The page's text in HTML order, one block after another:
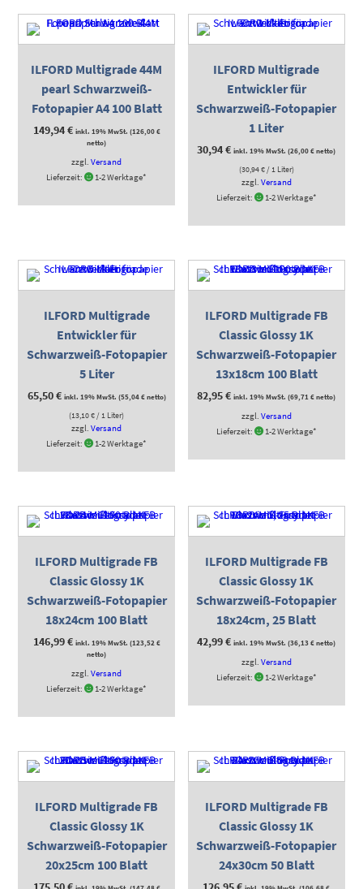
ILFORD Multigrade 44M
pearl Schwarzweiß-
Fotopapier A4 100 Blatt
149,94€ inkl. 19% MwSt. (126,00€
netto)
zzgl.Versand
Lieferzeit:
1-2 Werktage*
ILFORD Multigrade
Entwickler für
Schwarzweiß-Fotopapier
1 Liter
30,94€ inkl. 19% MwSt. (26,00€netto)
(30,94€/ 1 Liter)
zzgl. Versand
Lieferzeit:
1-2 Werktage*
ILFORD Multigrade
Entwickler für
Schwarzweiß-Fotopapier
5 Liter
65,50€ inkl. 19% MwSt. (55,04€netto)
(13,10€/ 1 Liter)
zzgl.Versand
Lieferzeit:
1-2 Werktage*
ILFORD Multigrade FB
Classic Glossy 1K
Schwarzweiß-Fotopapier
13x18cm 100 Blatt
82,95€ inkl. 19% MwSt. (69,71€netto)
zzgl. Versand
Lieferzeit:
1-2 Werktage*
ILFORD Multigrade FB
Classic Glossy 1K
Schwarzweiß-Fotopapier
18x24cm 100 Blatt
146,99€ inkl. 19% MwSt. (123,52€
netto)
zzgl.Versand
Lieferzeit:
1-2 Werktage*
ILFORD Multigrade FB
Classic Glossy 1K
Schwarzweiß-Fotopapier
18x24cm, 25 Blatt
42,99€ inkl. 19% MwSt. (36,13€netto)
zzgl. Versand
Lieferzeit:
1-2 Werktage*
ILFORD Multigrade FB
Classic Glossy 1K
Schwarzweiß-Fotopapier
20x25cm 100 Blatt
ILFORD Multigrade FB
Classic Glossy 1K
Schwarzweiß-Fotopapier
24x30cm 50 Blatt